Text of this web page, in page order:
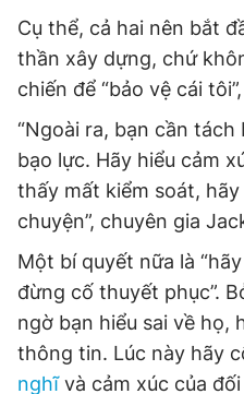
Cụ thể, cả hai nên bắt
thần xây dựng, chứ
chiến để “bảo vệ cái
“Ngoài ra, bạn cần
bạo lực. Hãy hiểu cảm
thấy mất kiểm soát,
chuyện”, chuyên gia
Một bí quyết nữa là
đừng cố thuyết phục”.
ngờ bạn hiểu sai về họ,
thông tin. Lúc này hãy
nghĩvà cảm xúc của